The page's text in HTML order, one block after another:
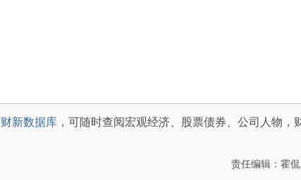
财新数据库 ，可随时查阅宏观经济、股票债券、公司人物，
责任编辑：霍